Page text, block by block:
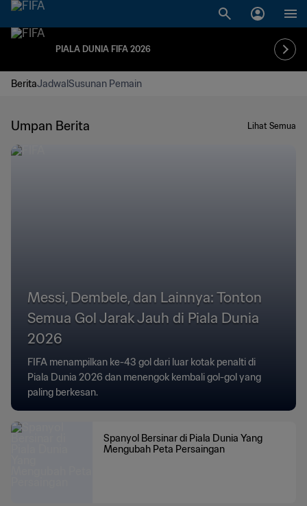
PIALA DUNIA FIFA 2026
BeritaJadwalSusunan Pemain
Umpan Berita Lihat Semua
Messi, Dembele, dan Lainnya: Tonton
Semua Gol Jarak Jauh di Piala Dunia
2026
FIFA menampilkan ke-43 gol dari luar kotak penalti di
Piala Dunia 2026 dan menengok kembali gol-gol yang
paling berkesan.
Spanyol Bersinar di Piala Dunia Yang
Mengubah Peta Persaingan